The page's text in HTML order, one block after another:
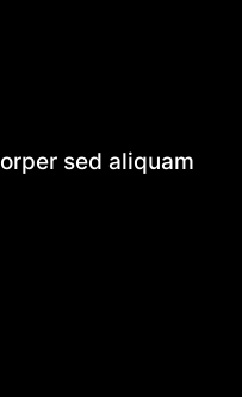
sed aliquam